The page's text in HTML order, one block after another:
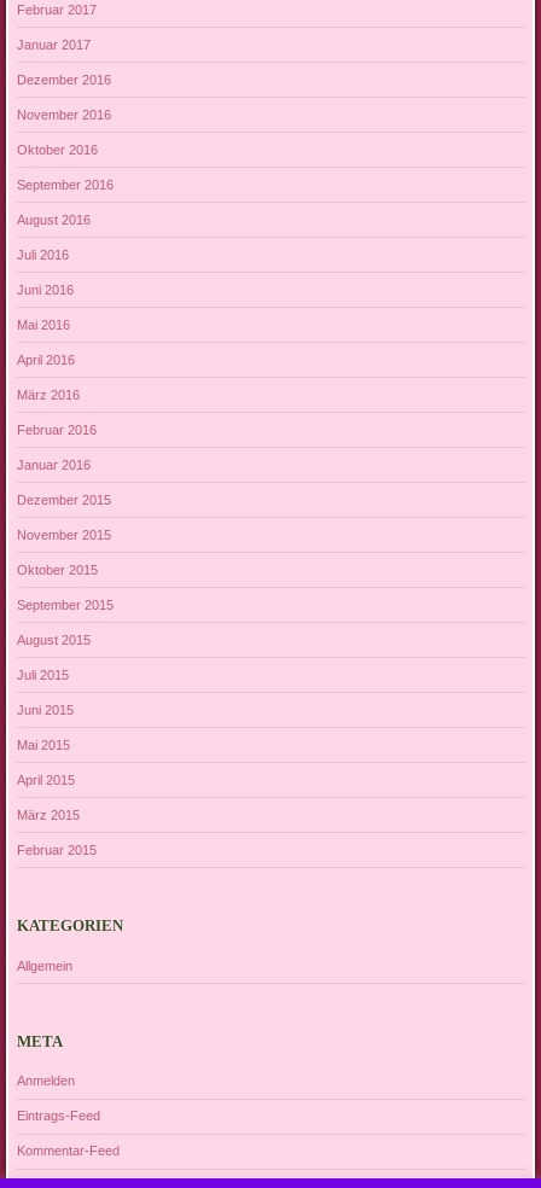
Februar 2017
Januar 2017
Dezember 2016
November 2016
Oktober 2016
September 2016
August 2016
Juli 2016
Juni 2016
Mai 2016
April 2016
März 2016
Februar 2016
Januar 2016
Dezember 2015
November 2015
Oktober 2015
September 2015
August 2015
Juli 2015
Juni 2015
Mai 2015
April 2015
März 2015
Februar 2015
KATEGORIEN
Allgemein
META
Anmelden
Eintrags-Feed
Kommentar-Feed